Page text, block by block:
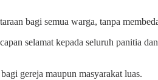
bagi semua warga, tanpa
selamat kepada seluruh panitia
gereja maupun masyarakat luas.